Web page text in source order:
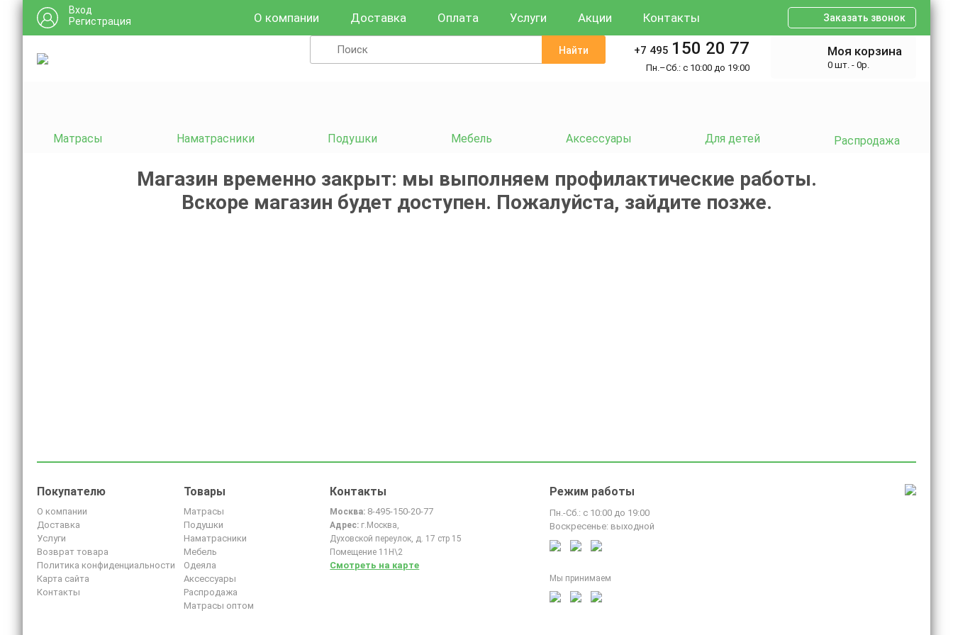
Вход
Регистрация
О компании Доставка Оплата Услуги Акции Контакты Заказать звонок
Найти +7 495 150 20 77
Пн.–Сб.: с 10:00 до 19:00
Моя корзина
0 шт. - 0р.
Матрасы Наматрасники Подушки Мебель Аксессуары Для детей Распродажа
Магазин временно закрыт: мы выполняем профилактические работы.
Вскоре магазин будет доступен. Пожалуйста, зайдите позже.
Покупателю
О компании
Доставка
Услуги
Возврат товара
Политика конфиденциальности
Карта сайта
Контакты
Товары
Матрасы
Подушки
Наматрасники
Мебель
Одеяла
Аксессуары
Распродажа
Матрасы оптом
Контакты
Москва: 8-495-150-20-77
Адрес: г.Москва,
Духовской переулок, д. 17 стр 15
Помещение 11Н\2
Смотреть на карте
Режим работы
Пн.-Сб.: с 10:00 до 19:00
Воскресенье: выходной
Мы принимаем